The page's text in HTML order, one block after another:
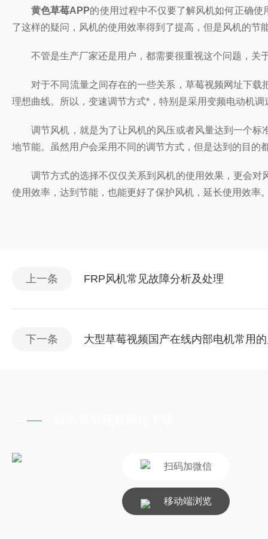
黄色草莓APP的使用过程中不仅要了解风机如何正确使
了这样的疑问，风机的使用效率得到了提高，但是风机的
不管是生产厂家还是用户，都需要很重视这个问题，
对于不同流量之间存在的一些关系，草莓视频网址下载把
理想曲线。所以，变速调节方式*，特别是采用变频电动机
调节风机，就是为了让风机的风压或者风量达到一个标准
地节能。虽然用户会采用不同的调节方式，但是达到的目的
调节方式的选择不仅仅关系到风机的使用效果，更会对
使用效率，达到节能，也能更好了保护风机，延长使用效率
上一条 FRP风机常见故障分析及处理
下一条 大型草莓视频国产在线内部电机常用
扫码加微信
移动端浏览